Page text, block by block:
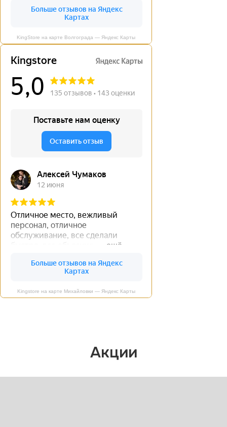
KingStore на карте Волгограда — Яндекс Карты
Kingstore на карте Михайловки — Яндекс Карты
Акции